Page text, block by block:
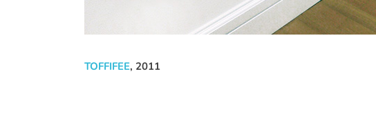
TOFFIFEE, 2011